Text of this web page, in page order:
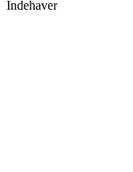
Indehaver